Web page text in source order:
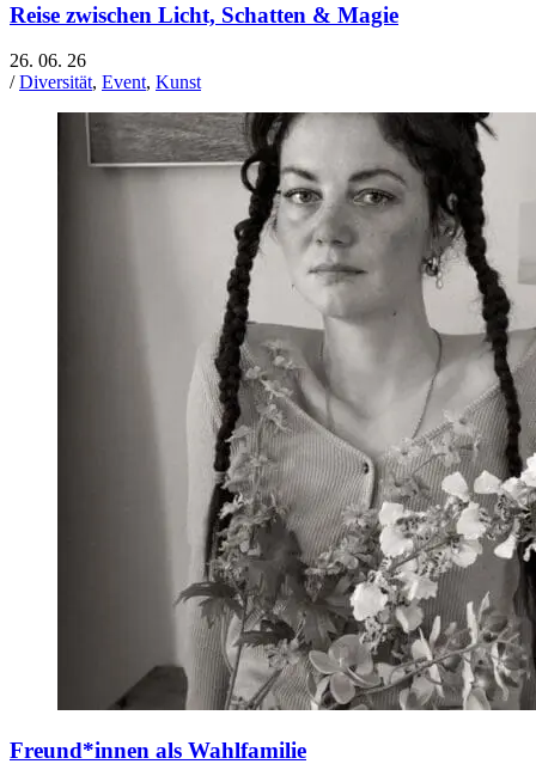
Reise zwischen Licht, Schatten & Magie
26. 06. 26
/Diversität, Event, Kunst
Freund*innen als Wahlfamilie